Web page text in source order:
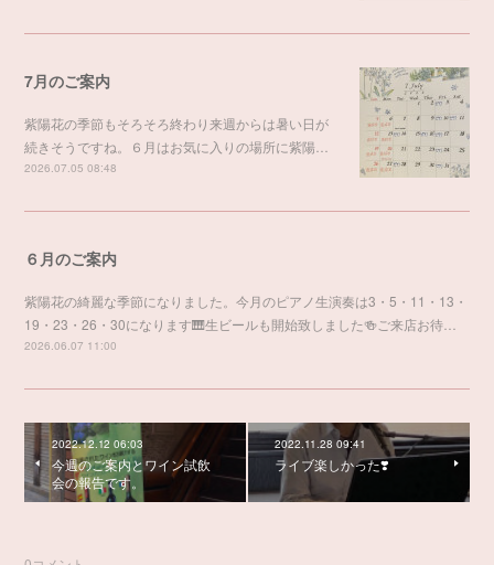
7月のご案内
紫陽花の季節もそろそろ終わり来週からは暑い日が
続きそうですね。６月はお気に入りの場所に紫陽…
2026.07.05 08:48
６月のご案内
紫陽花の綺麗な季節になりました。今月のピアノ生演奏は3・5・11・13・
19・23・26・30になります🎹生ビールも開始致しました🍻ご来店お待…
2026.06.07 11:00
2022.12.12 06:03
今週のご案内とワイン試飲
会の報告です。
2022.11.28 09:41
ライブ楽しかった❣️